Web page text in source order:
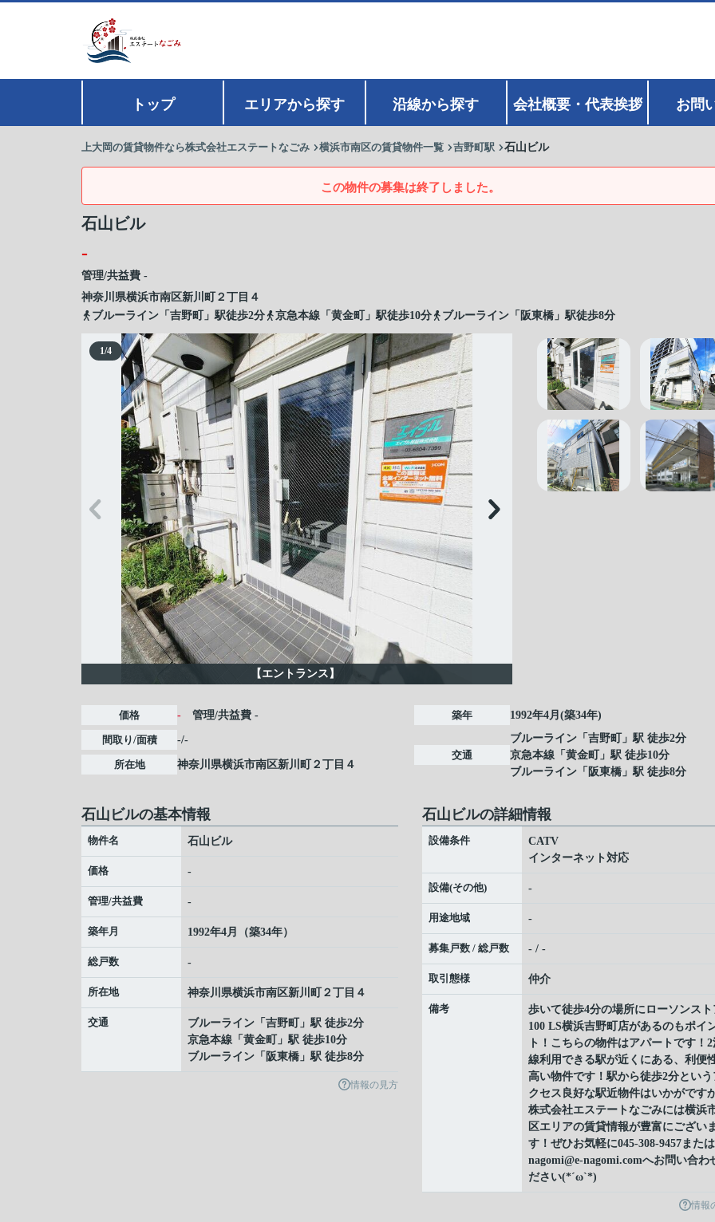
トップ エリアから探す 沿線から探す 会社概要・代表挨拶 お問
上大岡の賃貸物件なら株式会社エステートなごみ 横浜市南区の賃貸物件一覧 吉野町駅 石山ビル
この物件の募集は終了しました。
石山ビル
-
管理/共益費 -
神奈川県横浜市南区新川町
２丁目４
ブルーライン「吉野町」駅徒歩2分
京急本線「黄金町」駅徒歩10分 ブルーライン「阪東橋」駅徒歩8分
1/4
【エントランス】
価格 - 管理/共益費 -
間取り/面積 -/-
所在地 神奈川県横浜市南区新川町 ２丁目４
築年 1992年4月(築34年)
交通
ブルーライン 「 吉野町
」駅 徒歩2分
京急本線 「 黄金町
」駅 徒歩10分
ブルーライン 「 阪東橋 」駅 徒歩8分
石山ビルの基本情報
物件名 石山ビル
価格 -
管理/共益費 -
築年月 1992年4月（築34年）
総戸数 -
所在地 神奈川県横浜市南区新川町 ２丁目４
交通 ブルーライン 「 吉野町
」駅 徒歩2分
京急本線 「 黄金町
」駅 徒歩10分
ブルーライン 「 阪東橋 」駅 徒歩8分
情報の見方
石山ビルの詳細情報
設備条件
CATV
インターネット対応
設備(その他) -
用途地域 -
募集戸数 / 総戸数 - / -
取引態様 仲介
備考
歩いて徒歩4分の場所にローソンスト
100 LS横浜吉野町店があるのもポイ
ト！こちらの物件はアパートです！2
線利用できる駅が近くにある、利便
高い物件です！駅から徒歩2分という
クセス良好な駅近物件はいかがです
株式会社エステートなごみには横浜
区エリアの賃貸情報が豊富にござい
す！ぜひお気軽に045-308-9457また
nagomi@e-nagomi.comへお問い合わ
ださい(*´ω`*)
情報